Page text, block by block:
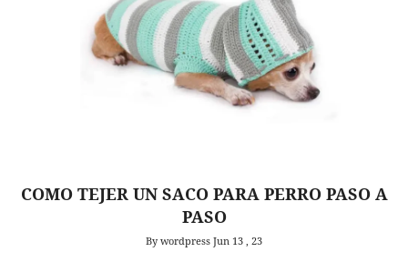
COMO TEJER UN SACO PARA PERRO PASO A
PASO
By wordpress Jun 13 , 23